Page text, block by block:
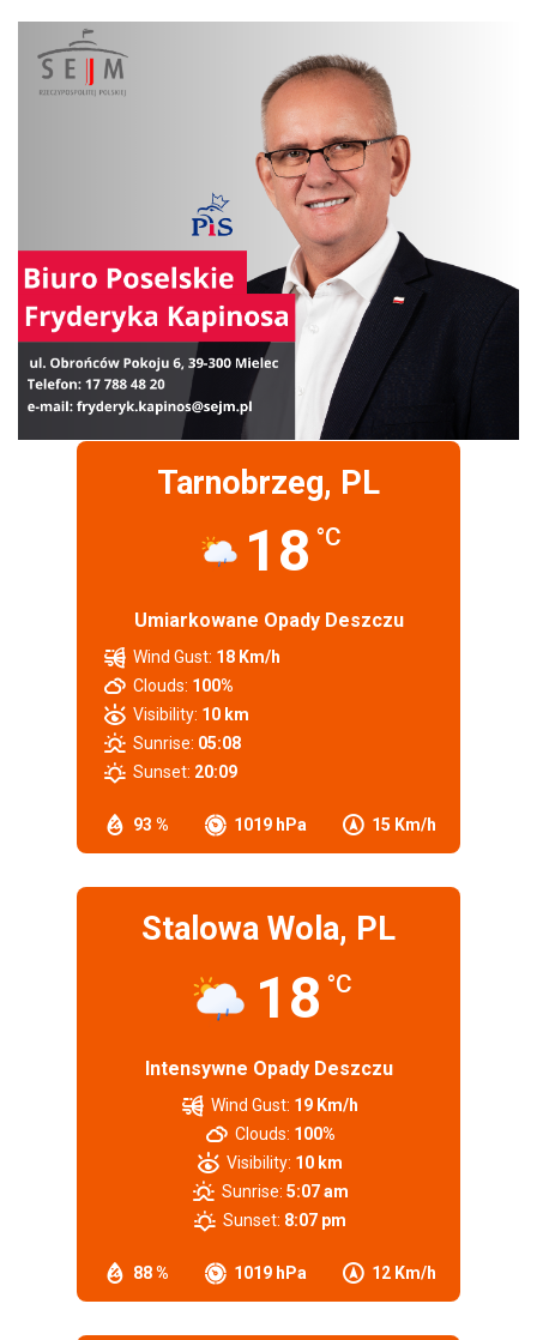
Tarnobrzeg, PL
18 °C
Umiarkowane Opady Deszczu
93 % 1019 hPa 15 Km/h
Wind Gust: 18 Km/h
Clouds: 100%
Visibility: 10 km
Sunrise: 05:08
Sunset: 20:09
Stalowa Wola, PL
18 °C
Intensywne Opady Deszczu
88 % 1019 hPa 12 Km/h
Wind Gust: 19 Km/h
Clouds: 100%
Visibility: 10 km
Sunrise: 5:07 am
Sunset: 8:07 pm